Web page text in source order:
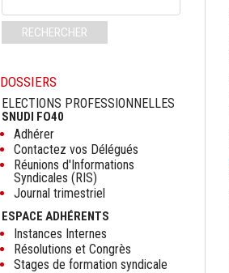
clés
RECHERCHER
DOSSIERS
ELECTIONS PROFESSIONNELLES
SNUDI FO40
Adhérer
Contactez vos Délégués
Réunions d'Informations
Syndicales (RIS)
Journal trimestriel
ESPACE ADHÉRENTS
Instances Internes
Résolutions et Congrès
Stages de formation syndicale